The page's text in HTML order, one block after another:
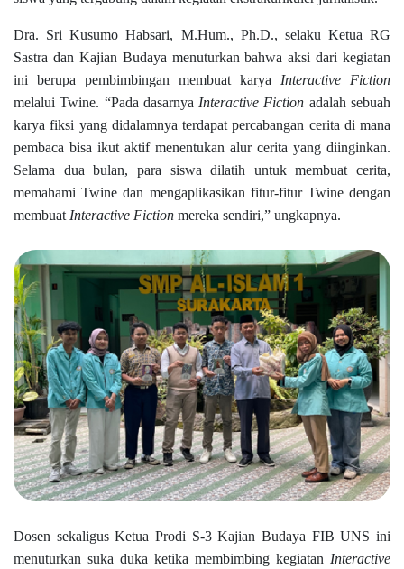
Dra. Sri Kusumo Habsari, M.Hum., Ph.D., selaku Ketua RG
Sastra dan Kajian Budaya menuturkan bahwa aksi dari kegiatan
ini berupa pembimbingan membuat karya Interactive Fiction
melalui Twine. “Pada dasarnya Interactive Fiction adalah sebuah
karya fiksi yang didalamnya terdapat percabangan cerita di mana
pembaca bisa ikut aktif menentukan alur cerita yang diinginkan.
Selama dua bulan, para siswa dilatih untuk membuat cerita,
memahami Twine dan mengaplikasikan fitur-fitur Twine dengan
membuat Interactive Fiction mereka sendiri,” ungkapnya.
Dosen sekaligus Ketua Prodi S-3 Kajian Budaya FIB UNS ini
menuturkan suka duka ketika membimbing kegiatan Interactive